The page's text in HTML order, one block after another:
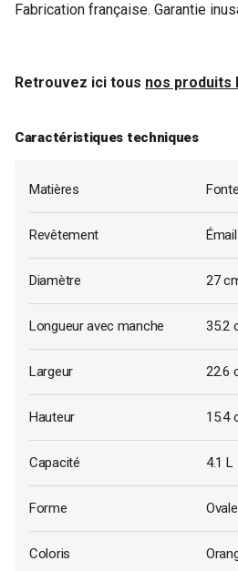
Fabrication française. Garantie
Retrouvez ici tous nos produits
Caractéristiques techniques
Matières
Revêtement Émail
Diamètre 27
Longueur avec manche 35.2
Largeur 22.6
Hauteur 15.4
Capacité 4.1 L
Forme Ovale
Coloris